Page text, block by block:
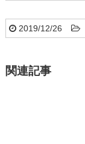
2019/12/26
関連記事